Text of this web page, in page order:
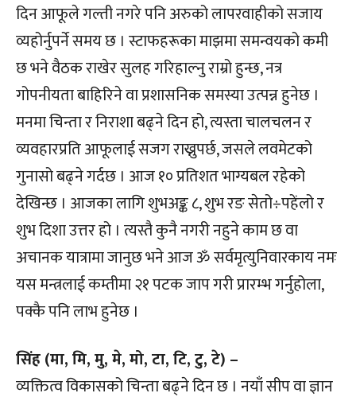
दिन आफूले गल्ती नगरे पनि अरुको लापरवाहीको सजाय
व्यहोर्नुपर्ने समय छ । स्टाफहरूका माझमा समन्वयको कमी
छ भने वैठक राखेर सुलह गरिहाल्नु राम्रो हुन्छ, नत्र
गोपनीयता बाहिरिने वा प्रशासनिक समस्या उत्पन्न हुनेछ ।
मनमा चिन्ता र निराशा बढ्ने दिन हो, त्यस्ता चालचलन र
व्यवहारप्रति आफूलाई सजग राख्नुपर्छ, जसले लवमेटको
गुनासो बढ्ने गर्दछ । आज १० प्रतिशत भाग्यबल रहेको
देखिन्छ । आजका लागि शुभअङ्क ८, शुभ रङ सेतो÷पहेंलो र
शुभ दिशा उत्तर हो । त्यस्तै कुनै नगरी नहुने काम छ वा
अचानक यात्रामा जानुछ भने आज ॐ सर्वमृत्युनिवारकाय नमः
यस मन्त्रलाई कम्तीमा २१ पटक जाप गरी प्रारम्भ गर्नुहोला,
पक्कै पनि लाभ हुनेछ ।
सिंह (मा, मि, मु, मे, मो, टा, टि, टु, टे) –
व्यक्तित्व विकासको चिन्ता बढ्ने दिन छ । नयाँ सीप वा ज्ञान